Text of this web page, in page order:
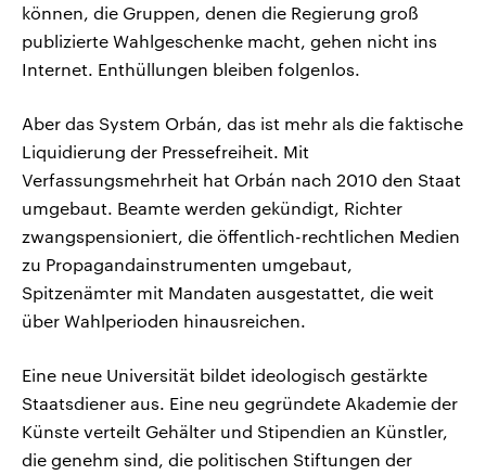
können, die Gruppen, denen die Regierung groß
publizierte Wahlgeschenke macht, gehen nicht ins
Internet. Enthüllungen bleiben folgenlos.
Aber das System Orbán, das ist mehr als die faktische
Liquidierung der Pressefreiheit. Mit
Verfassungsmehrheit hat Orbán nach 2010 den Staat
umgebaut. Beamte werden gekündigt, Richter
zwangspensioniert, die öffentlich-rechtlichen Medien
zu Propagandainstrumenten umgebaut,
Spitzenämter mit Mandaten ausgestattet, die weit
über Wahlperioden hinausreichen.
Eine neue Universität bildet ideologisch gestärkte
Staatsdiener aus. Eine neu gegründete Akademie der
Künste verteilt Gehälter und Stipendien an Künstler,
die genehm sind, die politischen Stiftungen der